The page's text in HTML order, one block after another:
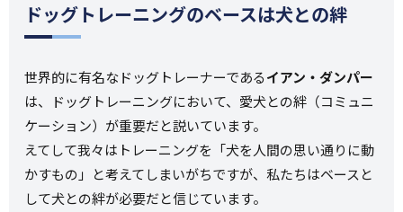
ドッグトレーニングのベースは犬との絆
世界的に有名なドッグトレーナーであるイアン・ダンパー
は、ドッグトレーニングにおいて、愛犬との絆（コミュニ
ケーション）が重要だと説いています。
えてして我々はトレーニングを「犬を人間の思い通りに動
かすもの」と考えてしまいがちですが、私たちはベースと
して犬との絆が必要だと信じています。